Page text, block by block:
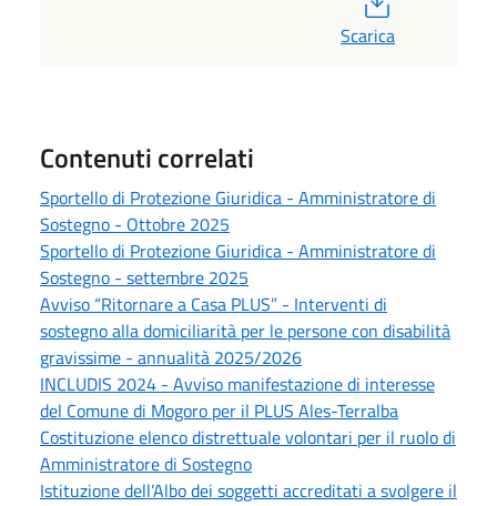
Scarica
Contenuti correlati
Sportello di Protezione Giuridica - Amministratore di
Sostegno - Ottobre 2025
Sportello di Protezione Giuridica - Amministratore di
Sostegno - settembre 2025
Avviso “Ritornare a Casa PLUS” - Interventi di
sostegno alla domiciliarità per le persone con disabilità
gravissime - annualità 2025/2026
INCLUDIS 2024 - Avviso manifestazione di interesse
del Comune di Mogoro per il PLUS Ales-Terralba
Costituzione elenco distrettuale volontari per il ruolo di
Amministratore di Sostegno
Istituzione dell’Albo dei soggetti accreditati a svolgere il